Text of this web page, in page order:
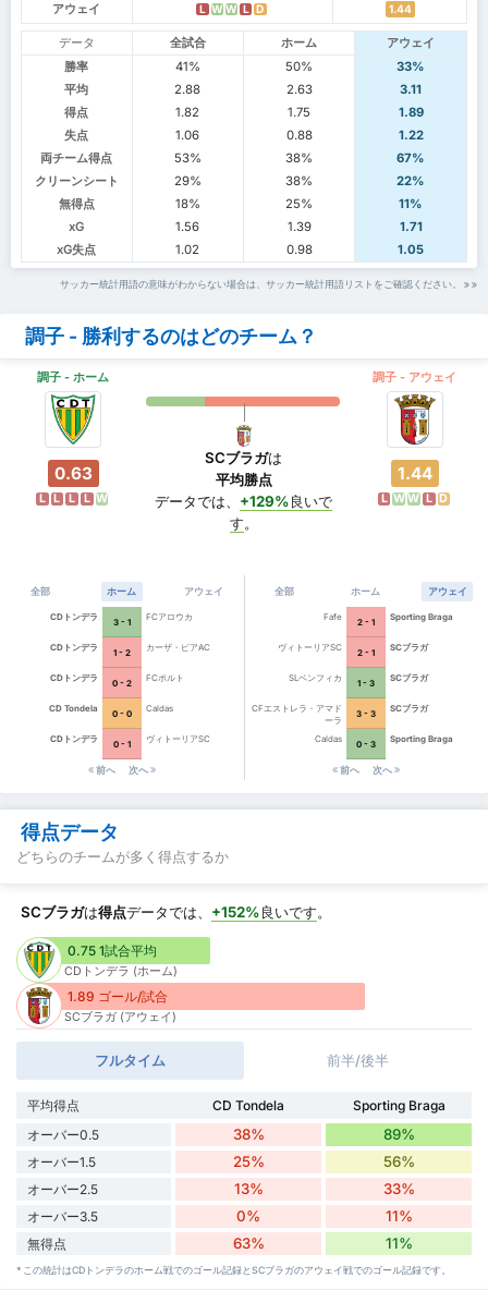
アウェイ L WW L D 1.44
データ 全試合 ホーム
アウェイ
勝率
41% 50%
33%
平均
2.88 2.63
3.11
得点
1.82 1.75
1.89
失点
1.06 0.88
1.22
両チーム得点
53% 38%
67%
クリーンシート
29% 38%
22%
無得点
18% 25%
11%
xG
1.56 1.39
1.71
xG失点
1.02 0.98 1.05
サッカー統計用語の意味がわからない場合は、サッカー統計用語リストをご確認ください。
調子 - 勝利するのはどのチーム？
調子 - ホーム 調子 - アウェイ
0.63
L L L L W
SCブラガは
平均勝点
データでは、 +129%良いで
す。
1.44
L W W L D
全部 ホーム アウェイ
CDトンデラ
3 - 1
FCアロウカ
CDトンデラ
1 - 2
カーザ・ピアAC
CDトンデラ
0 - 2
FCポルト
CD Tondela
0 - 0
Caldas
CDトンデラ
0 - 1
ヴィトーリアSC
前へ 次へ
全部 ホーム アウェイ
Fafe
2 - 1
Sporting Braga
ヴィトーリアSC
2 - 1
SCブラガ
SLベンフィカ
1 - 3
SCブラガ
CFエストレラ・アマド
ーラ
3 - 3
SCブラガ
Caldas
0 - 3
Sporting Braga
前へ 次へ
得点データ
どちらのチームが多く得点するか
SCブラガは得点データでは、 +152%良いです。
0.75 1試合平均
CDトンデラ (ホーム)
1.89 ゴール/試合
SCブラガ (アウェイ)
フルタイム 前半/後半
平均得点 CD Tondela
Sporting Braga
オーバー0.5
38% 89%
オーバー1.5 25% 56%
オーバー2.5 13% 33%
オーバー3.5 0% 11%
無得点 63% 11%
* この統計はCDトンデラのホーム戦でのゴール記録とSCブラガのアウェイ戦でのゴール記録です。